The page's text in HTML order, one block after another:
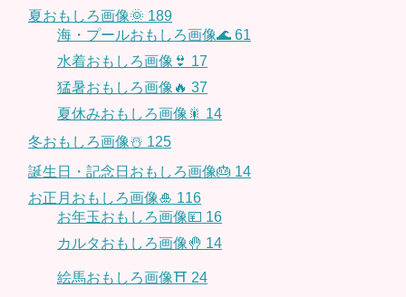
夏おもしろ画像🌞 189
海・プールおもしろ画像🌊 61
水着おもしろ画像👙 17
猛暑おもしろ画像🔥 37
夏休みおもしろ画像🎇 14
冬おもしろ画像☃️ 125
誕生日・記念日おもしろ画像🎂 14
お正月おもしろ画像🎍 116
お年玉おもしろ画像💴 16
カルタおもしろ画像🤚 14
絵馬おもしろ画像⛩ 24